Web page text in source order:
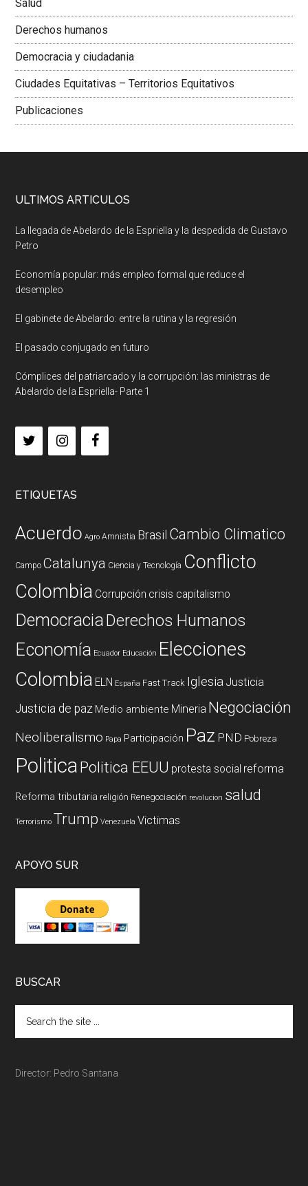
Salud
Derechos humanos
Democracia y ciudadania
Ciudades Equitativas – Territorios Equitativos
Publicaciones
ULTIMOS ARTICULOS
La llegada de Abelardo de la Espriella y la despedida de Gustavo
Petro
Economía popular: más empleo formal que reduce el
desempleo
El gabinete de Abelardo: entre la rutina y la regresión
El pasado conjugado en futuro
Cómplices del patriarcado y la corrupción: las ministras de
Abelardo de la Espriella- Parte 1
ETIQUETAS
Acuerdo Agro Amnistia Brasil Cambio Climatico
Campo Catalunya Ciencia y Tecnología Conflicto
Colombia Corrupción crisis capitalismo
DemocraciaDerechos Humanos
Economía Ecuador Educación Elecciones
Colombia ELN España Fast Track Iglesia Justicia
Justicia de paz Medio ambiente Mineria Negociación
Neoliberalismo Papa Participación Paz PND Pobreza
PoliticaPolitica EEUU protesta social reforma
Reforma tributaria religión Renegociación revolucion salud
Terrorismo Trump Venezuela Victimas
APOYO SUR
BUSCAR
Director: Pedro Santana